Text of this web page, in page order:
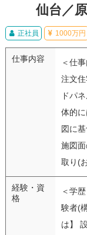
仙台／
正社員 1000万円
仕事内容
＜仕
注文
ドパ
体的
図に
施図
取り(
経験・資
格
＜学
験者(
は】